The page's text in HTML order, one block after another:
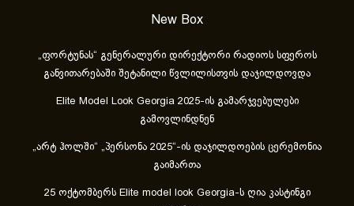
New Box
„ფორტუნას“ გენერალური დირექტორი რადიოს სფეროს
განვითარებაში შეტანილი წვლილისთვის დაჯილდოვდა
Elite Model Look Georgia 2025-ის გამარჯვებულები
გამოვლინდნენ
„არტ ჰოლში“ „პერსონა 2025“-ის დაჯილდოების ცერემონია
გაიმართა
25 ოქტომბერს Elite model look Georgia-ს ღია კასტინგი